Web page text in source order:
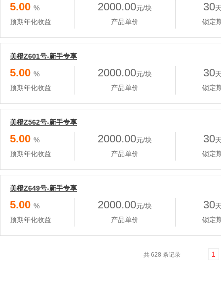
5.00 %
预期年化收益
2000.00元/块
产品单价
30
锁定
美橙Z601号-新手专享
5.00 %
预期年化收益
2000.00元/块
产品单价
30
锁定
美橙Z562号-新手专享
5.00 %
预期年化收益
2000.00元/块
产品单价
30
锁定
美橙Z649号-新手专享
5.00 %
预期年化收益
2000.00元/块
产品单价
30
锁定
共 628 条记录 1